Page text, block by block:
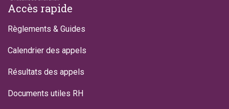
Footer
Accès rapide
Règlements & Guides
Calendrier des appels
Résultats des appels
Documents utiles RH